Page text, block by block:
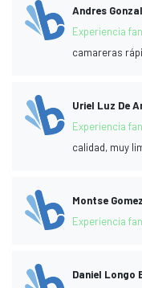
Andres
Experiencia
camareras
Uriel Luz De
Experiencia
calidad, muy
Montse Gomez
Experiencia
Daniel Longo